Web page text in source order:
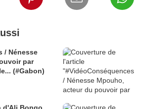
/ Nénesse
par
(#Gabon)